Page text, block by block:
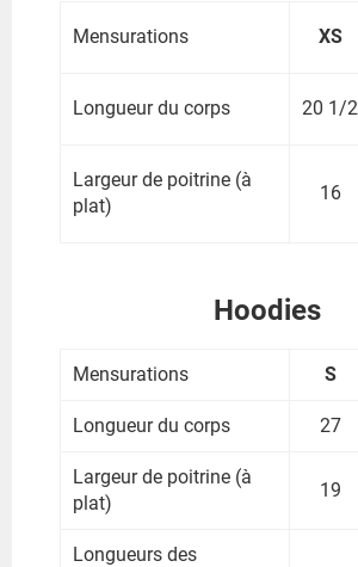
Mensurations XS
Longueur du corps 20 1/2
Largeur de poitrine (à
plat)
16
Hoodies
Mensurations S
Longueur du corps 27
Largeur de poitrine (à
plat)
19
Longueurs des